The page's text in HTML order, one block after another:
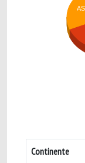
AS
Continente